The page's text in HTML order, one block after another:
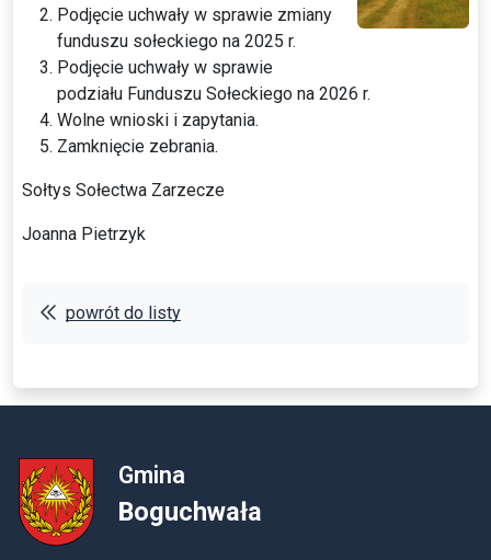
Podjęcie uchwały w sprawie zmiany
funduszu sołeckiego na 2025 r.
Podjęcie uchwały w sprawie
podziału Funduszu Sołeckiego na 2026 r.
Wolne wnioski i zapytania.
Zamknięcie zebrania.
Sołtys Sołectwa Zarzecze
Joanna Pietrzyk
powrót do listy
Gmina
Boguchwała